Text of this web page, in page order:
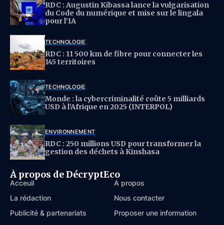
RDC : Augustin Kibassa lance la vulgarisation
du Code du numérique et mise sur le lingala
pour l’IA
TECHNOLOGIE
RDC : 11 500 km de fibre pour connecter les
145 territoires
TECHNOLOGIE
Monde : la cybercriminalité coûte 5 milliards
USD à l’Afrique en 2025 (INTERPOL)
ENVIRONNEMENT
RDC : 250 millions USD pour transformer la
gestion des déchets à Kinshasa
À propos de DécryptEco
Acceuil
À propos
La rédaction
Nous contacter
Publicité & partenariats
Proposer une information